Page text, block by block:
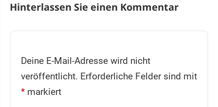
Hinterlassen Sie einen Kommentar
Deine E-Mail-Adresse wird nicht
veröffentlicht. Erforderliche Felder sind mit
* markiert